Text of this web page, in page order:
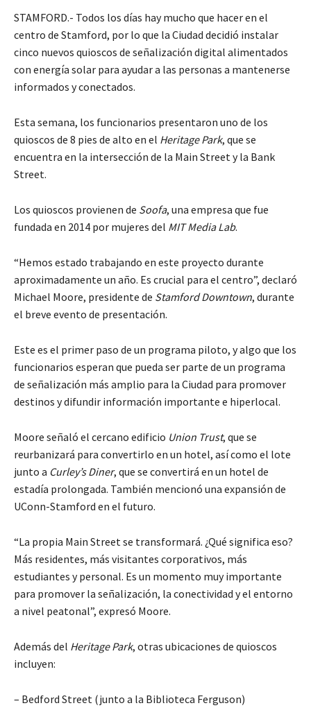
STAMFORD.- Todos los días hay mucho que hacer en el
centro de Stamford, por lo que la Ciudad decidió instalar
cinco nuevos quioscos de señalización digital alimentados
con energía solar para ayudar a las personas a mantenerse
informados y conectados.
Esta semana, los funcionarios presentaron uno de los
quioscos de 8 pies de alto en el Heritage Park, que se
encuentra en la intersección de la Main Street y la Bank
Street.
Los quioscos provienen de Soofa, una empresa que fue
fundada en 2014 por mujeres del MIT Media Lab.
“Hemos estado trabajando en este proyecto durante
aproximadamente un año. Es crucial para el centro”, declaró
Michael Moore, presidente de Stamford Downtown, durante
el breve evento de presentación.
Este es el primer paso de un programa piloto, y algo que los
funcionarios esperan que pueda ser parte de un programa
de señalización más amplio para la Ciudad para promover
destinos y difundir información importante e hiperlocal.
Moore señaló el cercano edificio Union Trust, que se
reurbanizará para convertirlo en un hotel, así como el lote
junto a Curley’s Diner, que se convertirá en un hotel de
estadía prolongada. También mencionó una expansión de
UConn-Stamford en el futuro.
“La propia Main Street se transformará. ¿Qué significa eso?
Más residentes, más visitantes corporativos, más
estudiantes y personal. Es un momento muy importante
para promover la señalización, la conectividad y el entorno
a nivel peatonal”, expresó Moore.
Además del Heritage Park, otras ubicaciones de quioscos
incluyen:
– Bedford Street (junto a la Biblioteca Ferguson)